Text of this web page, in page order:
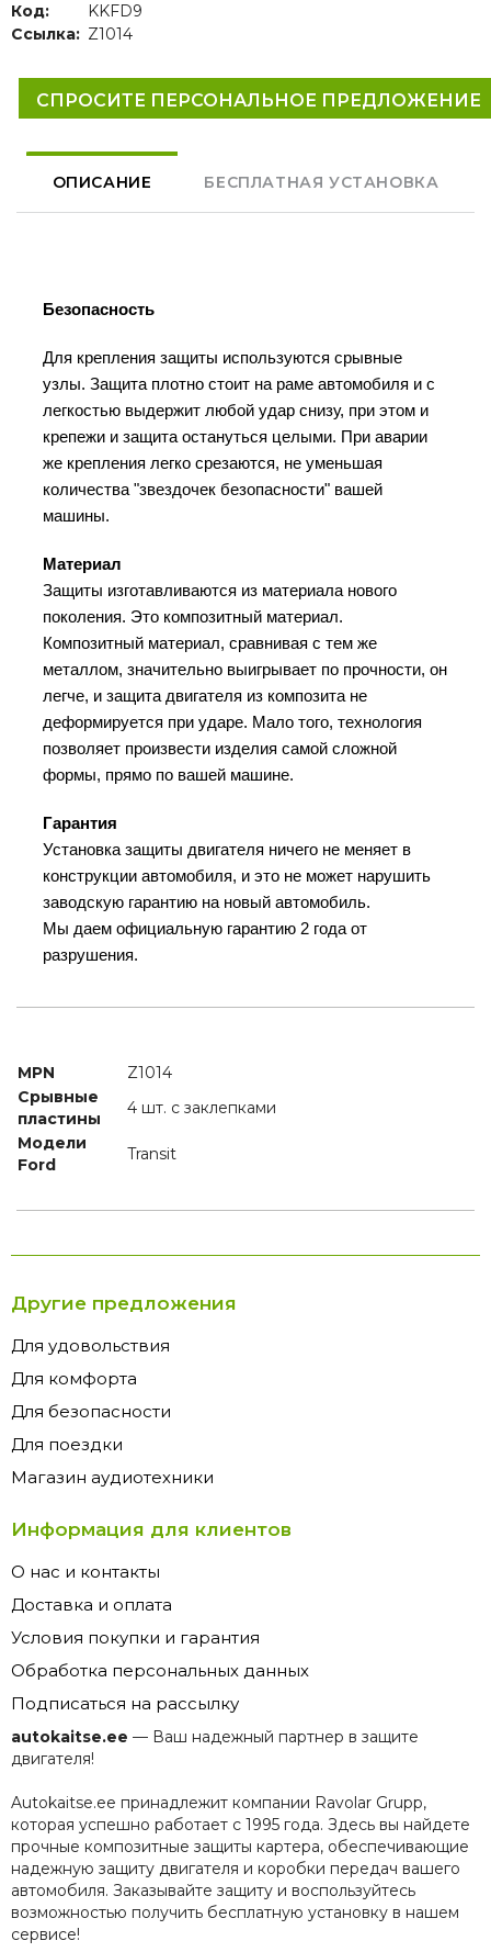
Код:
KKFD9
Ссылка: Z1014
СПРОСИТЕ ПЕРСОНАЛЬНОЕ ПРЕДЛОЖЕНИЕ
ОПИСАНИЕ БЕСПЛАТНАЯ УСТАНОВКА
Безопасность
Для крепления защиты используются срывные
узлы. Защита плотно стоит на раме автомобиля и с
легкостью выдержит любой удар снизу, при этом и
крепежи и защита остануться целыми. При аварии
же крепления легко срезаются, не уменьшая
количества "звездочек безопасности" вашей
машины.
Материал
Защиты изготавливаются из материала нового
поколения. Это композитный материал.
Композитный материал, сравнивая с тем же
металлом, значительно выигрывает по прочности, он
легче, и защита двигателя из композита не
деформируется при ударе. Мало того, технология
позволяет произвести изделия самой сложной
формы, прямо по вашей машине.
Гарантия
Установка защиты двигателя ничего не меняет в
конструкции автомобиля, и это не может нарушить
заводскую гарантию на новый автомобиль.
Мы даем официальную гарантию 2 года от
разрушения.
MPN
Z1014
Срывные
пластины
4 шт. с заклепками
Модели
Ford
Transit
Другие предложения
Для удовольствия
Для комфорта
Для безопасности
Для поездки
Магазин аудиотехники
Информация для клиентов
О нас и контакты
Доставка и оплата
Условия покупки и гарантия
Обработка персональных данных
Подписаться на рассылку
autokaitse.ee — Ваш надежный партнер в защите
двигателя!
Autokaitse.ee принадлежит компании Ravolar Grupp,
которая успешно работает с 1995 года. Здесь вы найдете
прочные композитные защиты картера, обеспечивающие
надежную защиту двигателя и коробки передач вашего
автомобиля. Заказывайте защиту и воспользуйтесь
возможностью получить бесплатную установку в нашем
сервисе!